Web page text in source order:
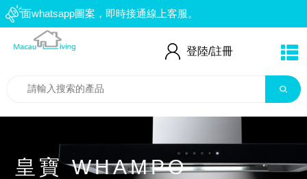
右面whatsapp圖案，即時接通線上客服。
：66552559
登陸/註冊
皇寶 WHAMPO